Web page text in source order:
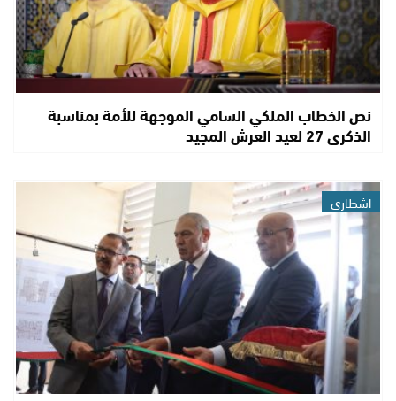
نص الخطاب الملكي السامي الموجهة للأمة بمناسبة
الذكرى 27 لعيد العرش المجيد
اشطاري